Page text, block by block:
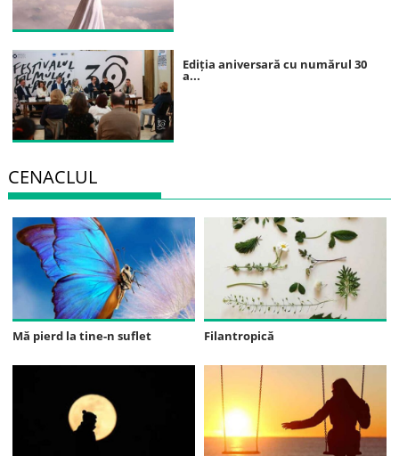
Ediția aniversară cu numărul 30
a...
CENACLUL
Mă pierd la tine-n suflet Filantropică